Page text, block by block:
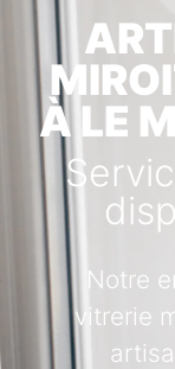
À LE
Notre
vitrerie